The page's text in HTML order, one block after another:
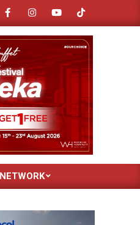
Terbaru dan Promo Spesial untuk
NETWORK